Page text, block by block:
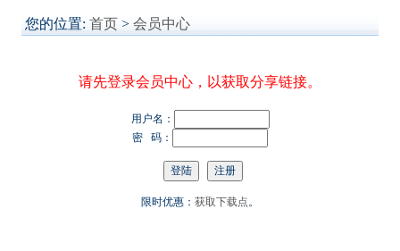
您的位置: 首页 > 会员中心
请先登录会员中心，以获取分享链接。
用户名：
密 码：
限时优惠： 获取下载点。